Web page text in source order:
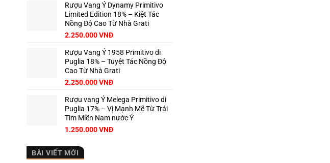
Rượu Vang Ý Dynamy Primitivo
Limited Edition 18% – Kiệt Tác
Nồng Độ Cao Từ Nhà Grati
2.250.000VNĐ
Rượu Vang Ý 1958 Primitivo di
Puglia 18% – Tuyệt Tác Nồng Độ
Cao Từ Nhà Grati
2.250.000VNĐ
Rượu vang Ý Melega Primitivo di
Puglia 17% – Vị Mạnh Mẽ Từ Trái
Tim Miền Nam nước Ý
1.250.000VNĐ
BÀI VIẾT MỚI